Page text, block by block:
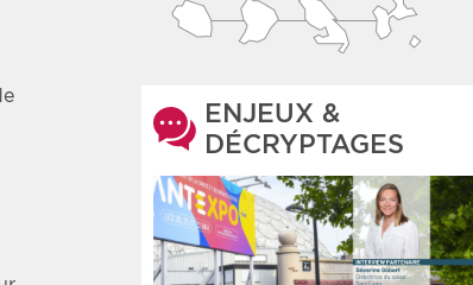
ENJEUX &
DÉCRYPTAGES